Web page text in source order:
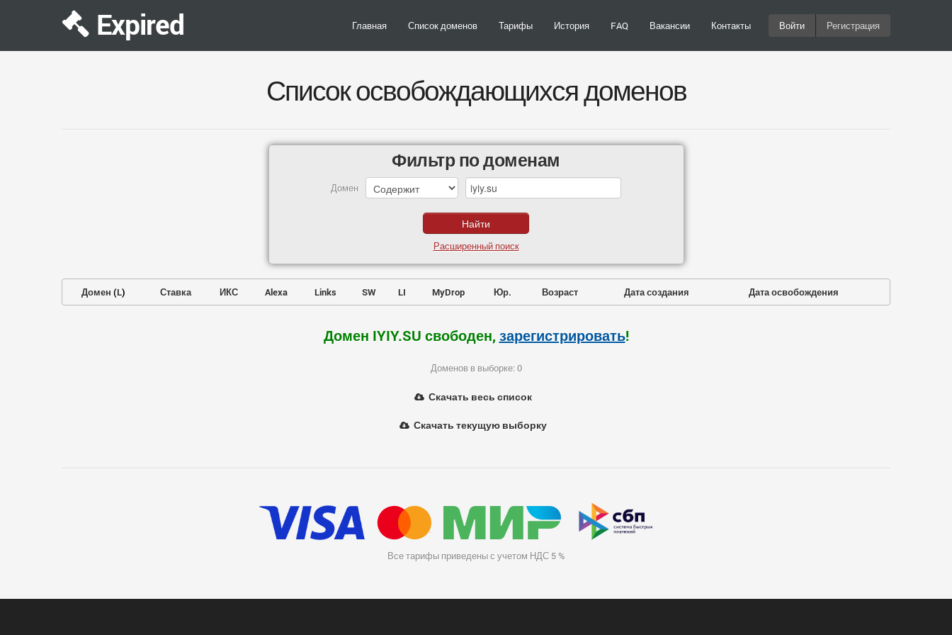
Expired Главная Список доменов Тарифы История FAQ Вакансии Контакты Войти Регистрация
Список освобождающихся доменов
Фильтр по доменам
Домен
Расширенный поиск
Домен (L) Ставка ИКС Alexa Links SW LI MyDrop Юр. Возраст Дата создания Дата освобождения
Домен IYIY.SU свободен, зарегистрировать!
Доменов в выборке: 0
Скачать весь список
Скачать текущую выборку
Все тарифы приведены с учетом НДС 5 %